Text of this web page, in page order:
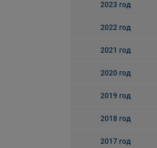
2023 год
2022 год
2021 год
2020 год
2019 год
2018 год
2017 год